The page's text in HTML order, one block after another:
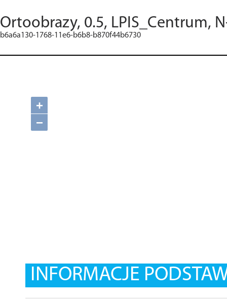
Ortoobrazy, 0.5, LPIS_Centrum,
b6a6a130-1768-11e6-b6b8-b870f44b6730
+
−
INFORMACJE